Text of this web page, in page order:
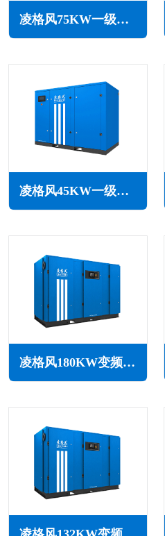
凌格风75KW一级能效永磁变频空压机LCH系列
凌格风45KW一级能效永磁变频空压机LCH系列
凌格风180KW变频空压机LSV系列